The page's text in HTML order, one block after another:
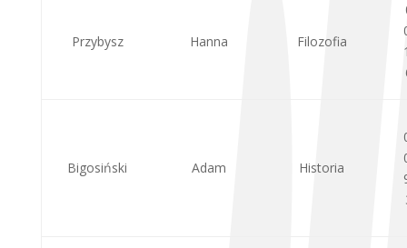
Przybysz Hanna Filozofia
Bigosiński Adam Historia